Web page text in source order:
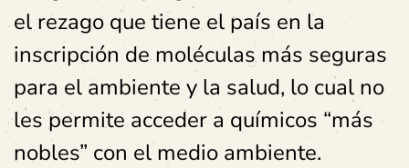
el rezago que tiene el país en la
inscripción de moléculas más seguras
para el ambiente y la salud, lo cual no
les permite acceder a químicos “más
nobles” con el medio ambiente.